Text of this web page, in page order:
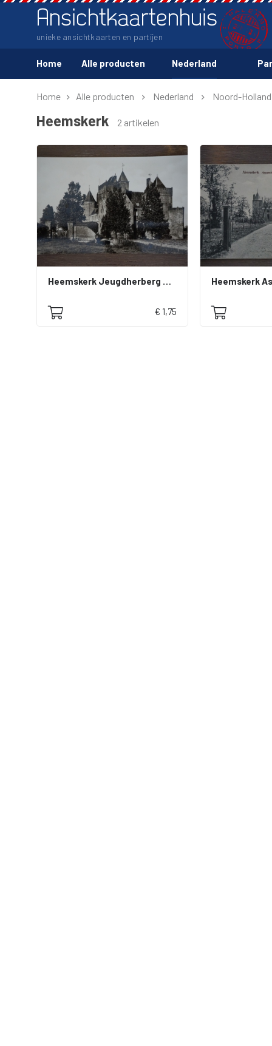
Ansichtkaartenhuis
unieke ansichtkaarten en partijen
Home Alle producten Nederland
Home Alle producten Nederland Noord-Holland
Heemskerk 2 artikelen
Heemskerk Jeugdherberg Assumburg
€ 1,75
Heemskerk